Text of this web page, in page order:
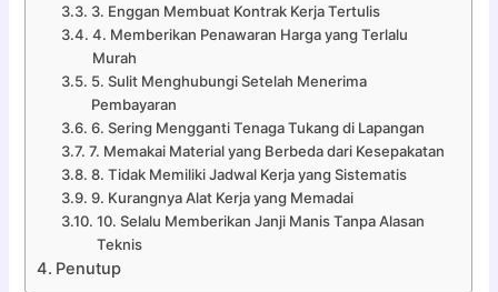
3. Enggan Membuat Kontrak Kerja Tertulis
4. Memberikan Penawaran Harga yang Terlalu
Murah
5. Sulit Menghubungi Setelah Menerima
Pembayaran
6. Sering Mengganti Tenaga Tukang di Lapangan
7. Memakai Material yang Berbeda dari Kesepakatan
8. Tidak Memiliki Jadwal Kerja yang Sistematis
9. Kurangnya Alat Kerja yang Memadai
10. Selalu Memberikan Janji Manis Tanpa Alasan
Teknis
Penutup